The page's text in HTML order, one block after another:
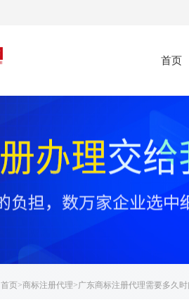
首页
首页>商标注册代理>广东商标注册代理需要多久时